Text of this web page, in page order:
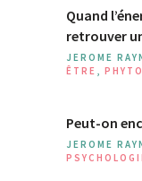
Quand
retrouver
JEROME
ÊTRE ,
Peut-on
JEROME